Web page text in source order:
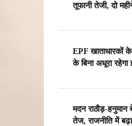
तूफानी तेजी, दो
EPF खाताधारकों
के बिना अधूरा रहेगा
मदन राठौड़-हनुमान
तेज, राजनीति में